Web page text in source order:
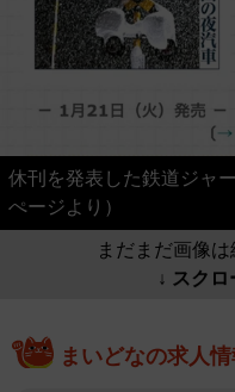
休刊を発表した鉄道ジャ
ぺージより）
まだまだ画像は
↓ スク
まいどなの求人情